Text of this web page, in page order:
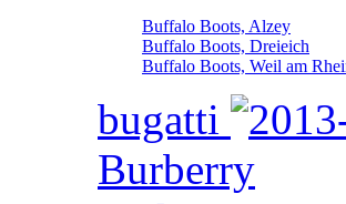
Buffalo Boots, Alzey
Buffalo Boots, Dreieich
Buffalo Boots, Weil am
bugatti
Burberry